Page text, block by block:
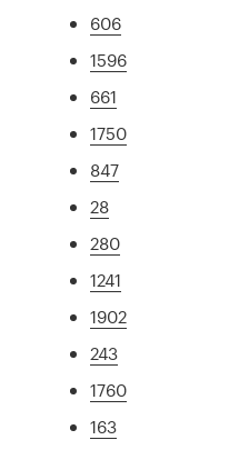
606
1596
661
1750
847
28
280
1241
1902
243
1760
163